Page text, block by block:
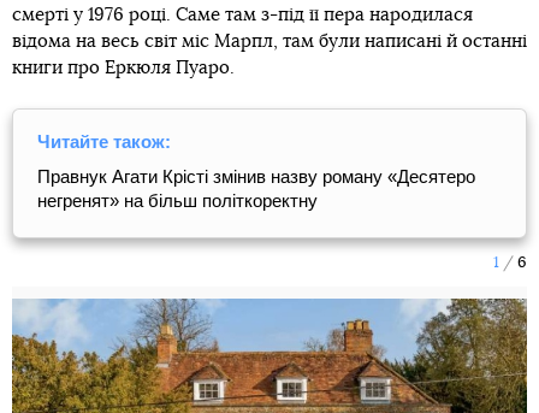
смерті у 1976 році. Саме там з-під її пера народилася
відома на весь світ міс Марпл, там були написані й останні
книги про Еркюля Пуаро.
Читайте також:
Правнук Агати Крісті змінив назву роману «Десятеро
негренят» на більш політкоректну
1 6